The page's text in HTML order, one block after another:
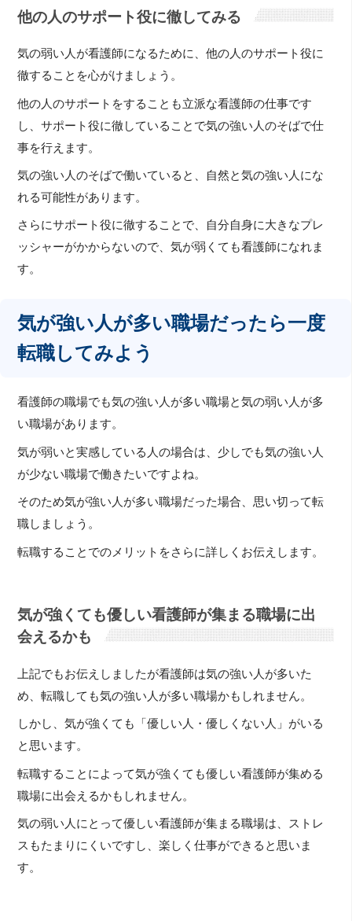
他の人のサポート役に徹してみる
気の弱い人が看護師になるために、他の人のサポート役に
徹することを心がけましょう。
他の人のサポートをすることも立派な看護師の仕事です
し、サポート役に徹していることで気の強い人のそばで仕
事を行えます。
気の強い人のそばで働いていると、自然と気の強い人にな
れる可能性があります。
さらにサポート役に徹することで、自分自身に大きなプレ
ッシャーがかからないので、気が弱くても看護師になれま
す。
気が強い人が多い職場だったら一度
転職してみよう
看護師の職場でも気の強い人が多い職場と気の弱い人が多
い職場があります。
気が弱いと実感している人の場合は、少しでも気の強い人
が少ない職場で働きたいですよね。
そのため気が強い人が多い職場だった場合、思い切って転
職しましょう。
転職することでのメリットをさらに詳しくお伝えします。
気が強くても優しい看護師が集まる職場に出
会えるかも
上記でもお伝えしましたが看護師は気の強い人が多いた
め、転職しても気の強い人が多い職場かもしれません。
しかし、気が強くても「優しい人・優しくない人」がいる
と思います。
転職することによって気が強くても優しい看護師が集める
職場に出会えるかもしれません。
気の弱い人にとって優しい看護師が集まる職場は、ストレ
スもたまりにくいですし、楽しく仕事ができると思いま
す。